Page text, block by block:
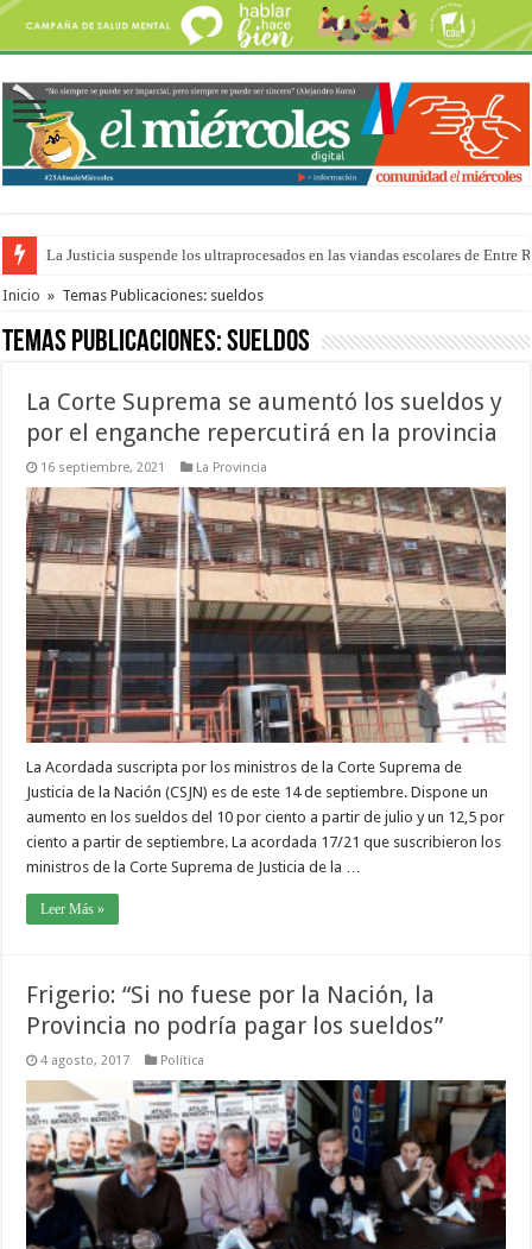
Se presentará la obra “La Runfla de los Macanos”
Inicio » Temas Publicaciones: sueldos
Temas Publicaciones:sueldos
La Corte Suprema se aumentó los sueldos y
por el enganche repercutirá en la provincia
16 septiembre, 2021 La Provincia
La Acordada suscripta por los ministros de la Corte Suprema de
Justicia de la Nación (CSJN) es de este 14 de septiembre. Dispone un
aumento en los sueldos del 10 por ciento a partir de julio y un 12,5 por
ciento a partir de septiembre. La acordada 17/21 que suscribieron los
ministros de la Corte Suprema de Justicia de la …
Leer Más »
Frigerio: “Si no fuese por la Nación, la
Provincia no podría pagar los sueldos”
4 agosto, 2017 Política